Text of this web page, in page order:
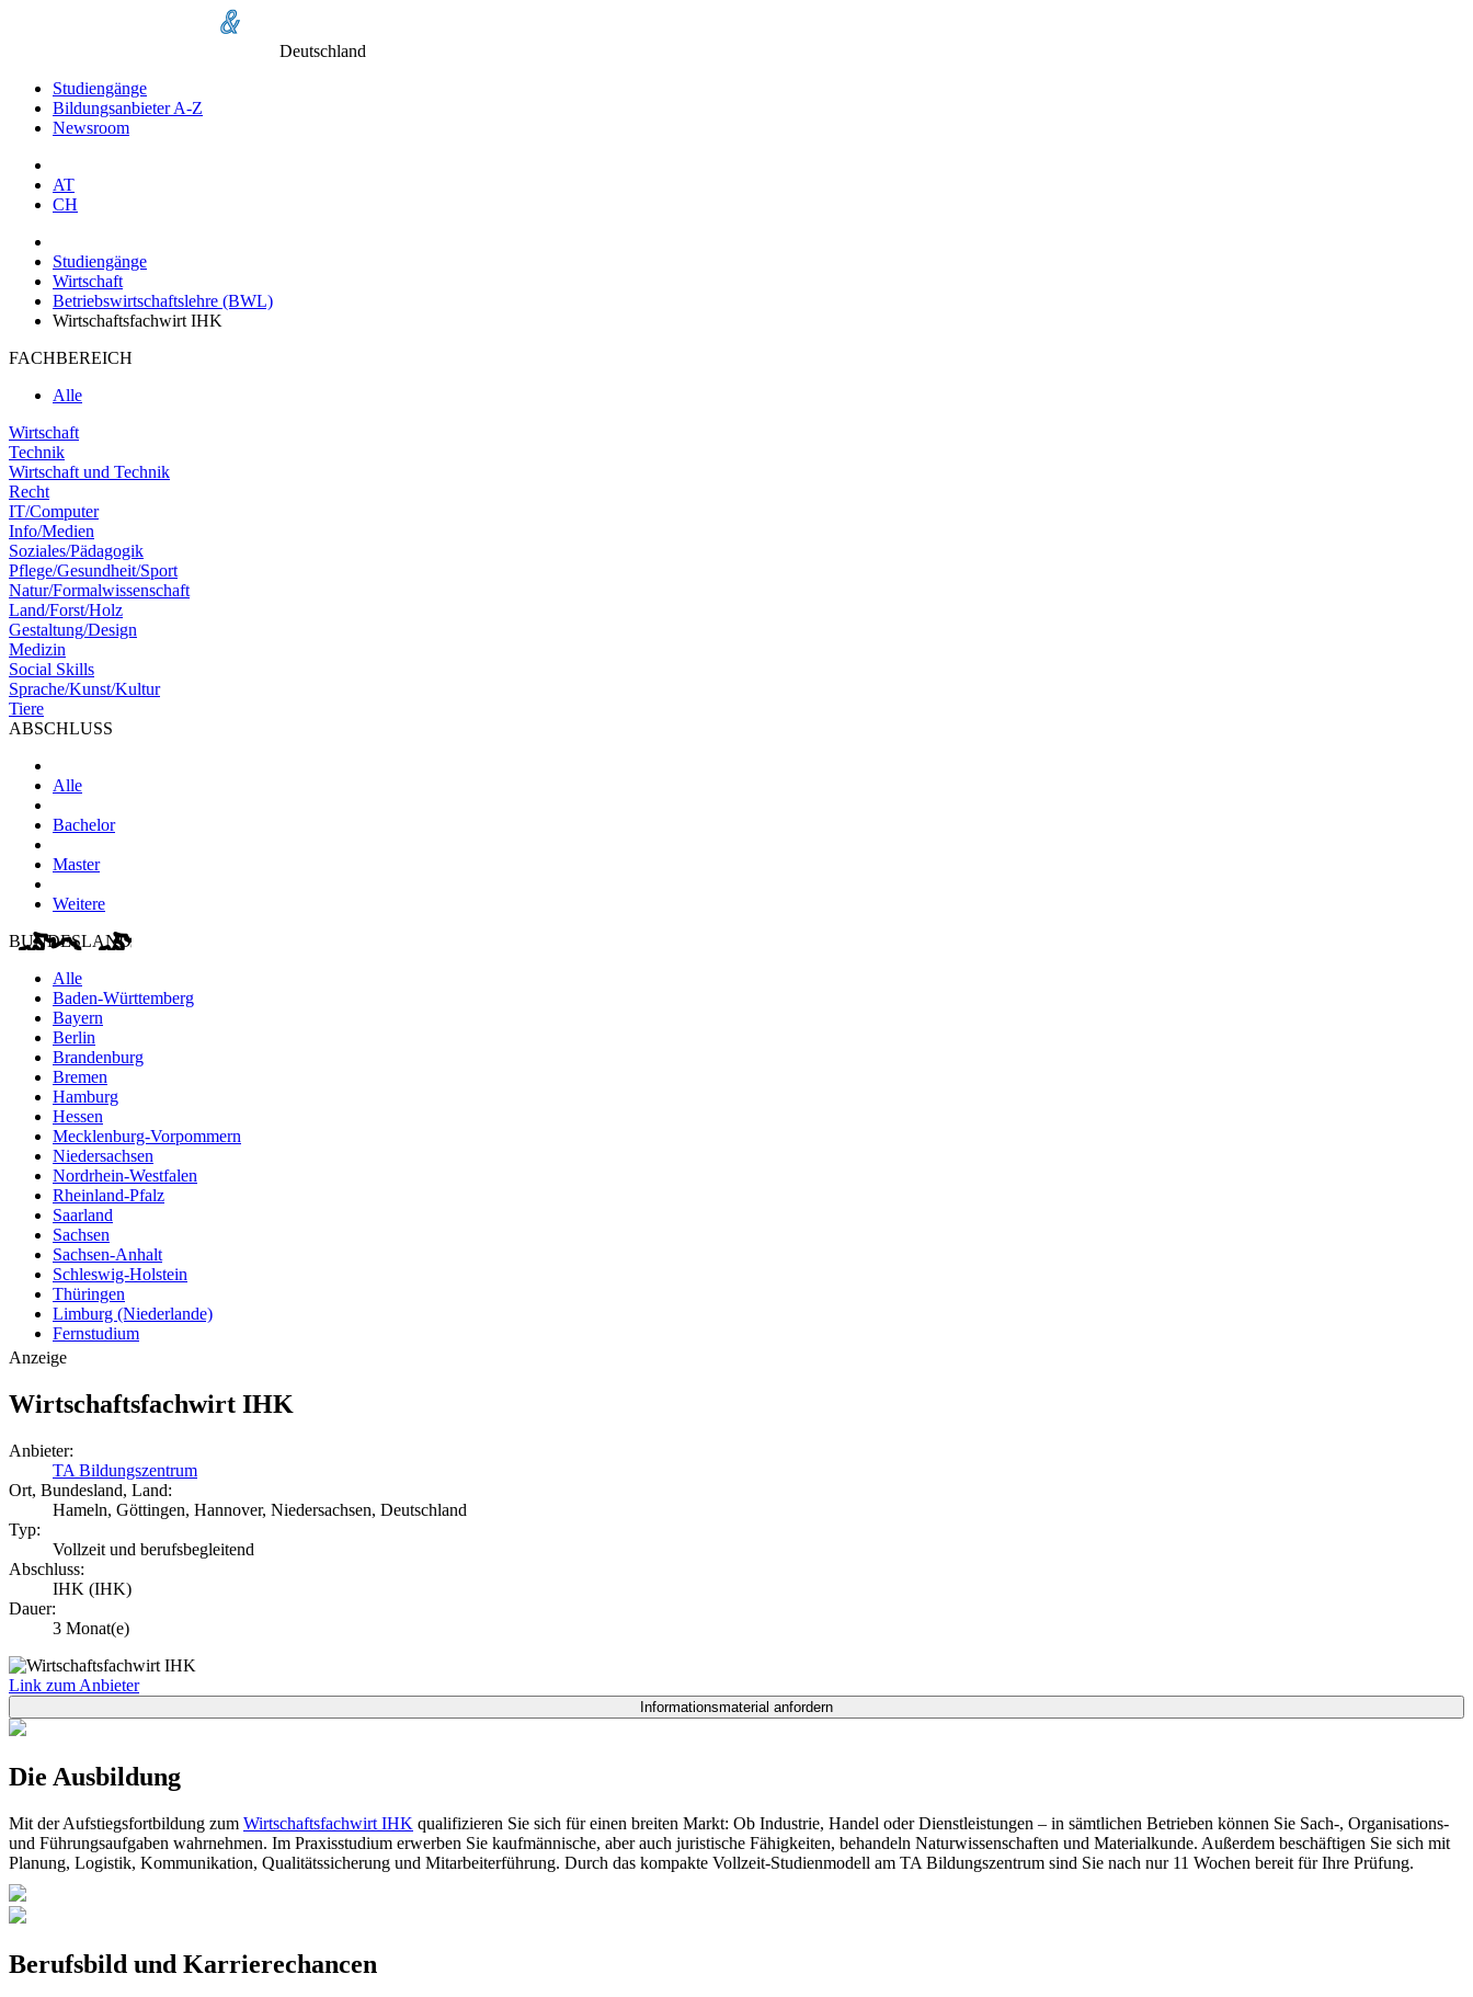
Deutschland
Studiengänge
Bildungsanbieter A-Z
Newsroom
AT
CH
Studiengänge
Wirtschaft
Betriebswirtschaftslehre (BWL)
Wirtschaftsfachwirt IHK
FACHBEREICH
Alle
Wirtschaft
Technik
Wirtschaft und Technik
Recht
IT/Computer
Info/Medien
Soziales/Pädagogik
Pflege/Gesundheit/Sport
Natur/Formalwissenschaft
Land/Forst/Holz
Gestaltung/Design
Medizin
Social Skills
Sprache/Kunst/Kultur
Tiere
ABSCHLUSS
Alle
Bachelor
Master
Weitere
BUNDESLAND
Alle
Baden-Württemberg
Bayern
Berlin
Brandenburg
Bremen
Hamburg
Hessen
Mecklenburg-Vorpommern
Niedersachsen
Nordrhein-Westfalen
Rheinland-Pfalz
Saarland
Sachsen
Sachsen-Anhalt
Schleswig-Holstein
Thüringen
Limburg (Niederlande)
Fernstudium
Anzeige
Wirtschaftsfachwirt IHK
Anbieter:
TA Bildungszentrum
Ort, Bundesland, Land:
Hameln, Göttingen, Hannover, Niedersachsen, Deutschland
Typ:
Vollzeit und berufsbegleitend
Abschluss:
IHK (IHK)
Dauer:
3 Monat(e)
Link zum Anbieter
Die Ausbildung
Mit der Aufstiegsfortbildung zum Wirtschaftsfachwirt IHK qualifizieren Sie sich für einen breiten Markt: Ob Industrie, Handel oder Dienstleistungen – in sämtlichen Betrieben können Sie Sach-, Organisations-
und Führungsaufgaben wahrnehmen. Im Praxisstudium erwerben Sie kaufmännische, aber auch juristische Fähigkeiten, behandeln Naturwissenschaften und Materialkunde. Außerdem beschäftigen Sie sich mit
Planung, Logistik, Kommunikation, Qualitätssicherung und Mitarbeiterführung. Durch das kompakte Vollzeit-Studienmodell am TA Bildungszentrum sind Sie nach nur 11 Wochen bereit für Ihre Prüfung.
Berufsbild und Karrierechancen